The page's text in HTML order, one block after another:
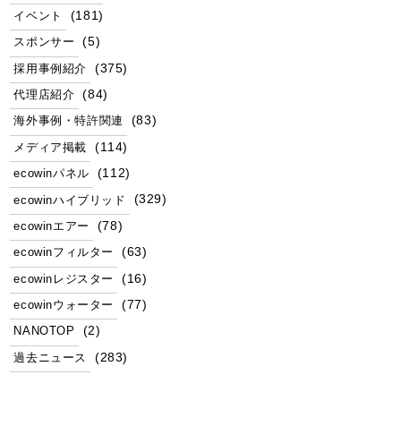
イベント (181)
スポンサー (5)
採用事例紹介 (375)
代理店紹介 (84)
海外事例・特許関連 (83)
メディア掲載 (114)
ecowinパネル (112)
ecowinハイブリッド (329)
ecowinエアー (78)
ecowinフィルター (63)
ecowinレジスター (16)
ecowinウォーター (77)
NANOTOP (2)
過去ニュース (283)